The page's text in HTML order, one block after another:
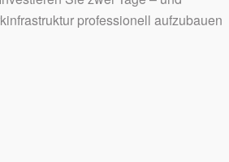
professionell aufzubauen